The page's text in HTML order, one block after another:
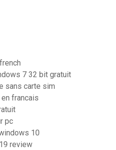
7 32 bit gratuit
sans carte sim
francais
pc
10
review